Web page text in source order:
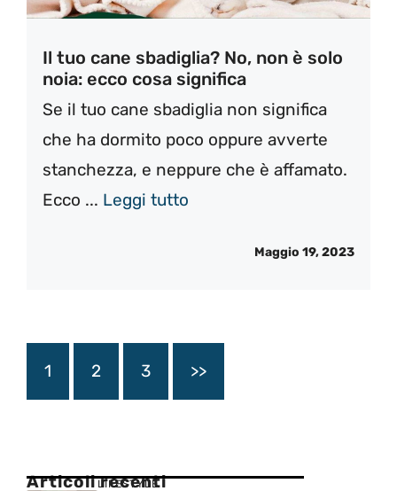
Il tuo cane sbadiglia? No, non è solo
noia: ecco cosa significa
Se il tuo cane sbadiglia non significa
che ha dormito poco oppure avverte
stanchezza, e neppure che è affamato.
Ecco ... Leggi tutto
Maggio 19, 2023
1 2 3 >>
Articoli recenti
LIFESTYLE